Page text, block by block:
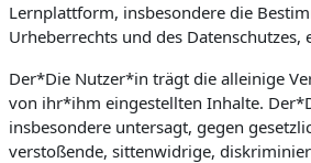
Lernplattform, insbesondere die
Urheberrechts und des Datenschutzes,
Der*Die Nutzer*in trägt die alleinige
von ihr*ihm eingestellten Inhalte.
insbesondere untersagt, gegen
verstoßende, sittenwidrige,